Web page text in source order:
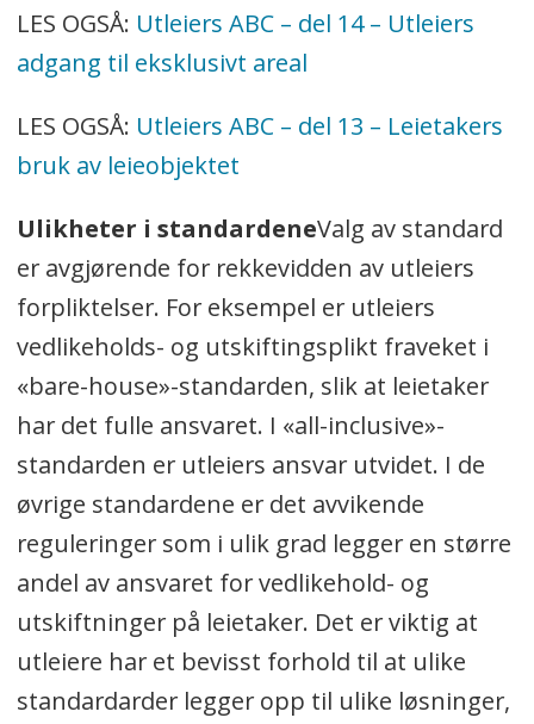
LES OGSÅ: Utleiers ABC – del 14 – Utleiers
adgang til eksklusivt areal
LES OGSÅ: Utleiers ABC – del 13 – Leietakers
bruk av leieobjektet
Ulikheter i standardeneValg av standard
er avgjørende for rekkevidden av utleiers
forpliktelser. For eksempel er utleiers
vedlikeholds- og utskiftingsplikt fraveket i
«bare-house»-standarden, slik at leietaker
har det fulle ansvaret. I «all-inclusive»-
standarden er utleiers ansvar utvidet. I de
øvrige standardene er det avvikende
reguleringer som i ulik grad legger en større
andel av ansvaret for vedlikehold- og
utskiftninger på leietaker. Det er viktig at
utleiere har et bevisst forhold til at ulike
standardarder legger opp til ulike løsninger,